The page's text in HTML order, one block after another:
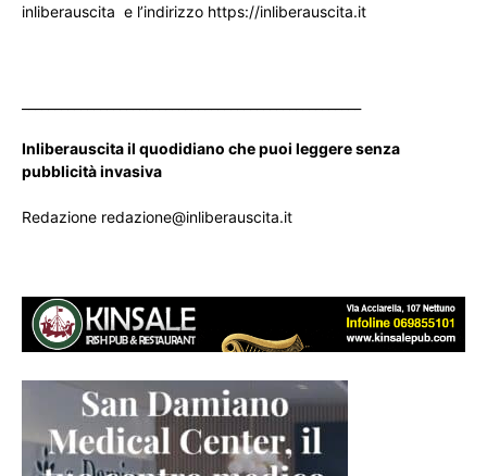
inliberauscita e l’indirizzo https://inliberauscita.it
Inliberauscita il quodidiano che puoi leggere senza
pubblicità invasiva
Redazione redazione@inliberauscita.it